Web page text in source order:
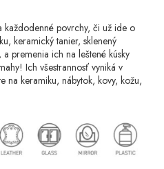
každodenné povrchy, či už ide o
keramický tanier, sklenený
premenia ich na leštené kúsky
Ich všestrannosť vyniká v
na keramiku, nábytok, kovy, kožu,